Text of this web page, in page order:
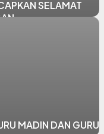
SELAMAT
MADIN DAN GURU